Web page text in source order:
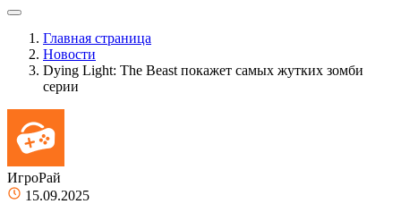
Главная страница
Новости
Dying Light: The Beast покажет самых жутких зомби
серии
ИгроРай
15.09.2025